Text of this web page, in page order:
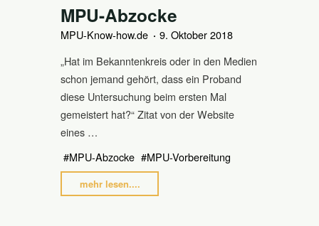
MPU-Abzocke
MPU-Know-how.de
9. Oktober 2018
„Hat im Bekanntenkreis oder in den Medien
schon jemand gehört, dass ein Proband
diese Untersuchung beim ersten Mal
gemeistert hat?“ Zitat von der Website
eines …
#MPU-Abzocke #MPU-Vorbereitung
mehr lesen....
Abzocke"